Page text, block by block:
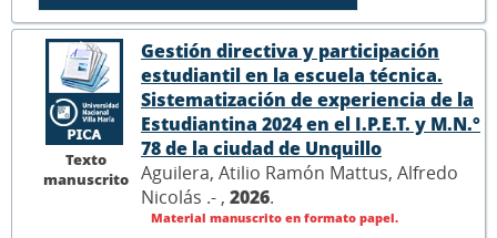
Texto
manuscrito
Gestión directiva y participación
estudiantil en la escuela técnica.
Sistematización de experiencia de la
Estudiantina 2024 en el I.P.E.T. y M.N.°
78 de la ciudad de Unquillo
Aguilera, Atilio Ramón Mattus, Alfredo
Nicolás .- , 2026.
Material manuscrito en formato papel.